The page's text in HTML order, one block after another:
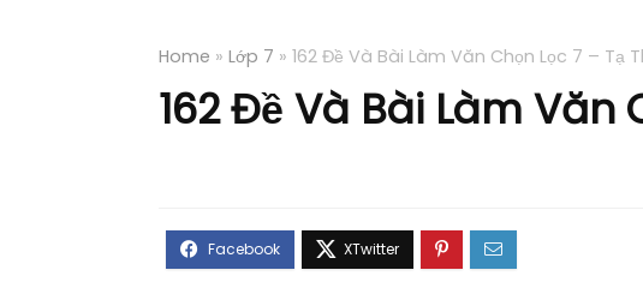
Home » Lớp 7 » 162 Đề Và Bài Làm Văn Chọn Lọc 7 – Tạ
162 Đề Và Bài Làm Văn